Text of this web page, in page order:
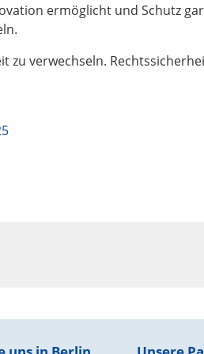
ermöglicht und Schutz
zu verwechseln.